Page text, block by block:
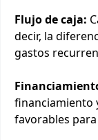
Flujo de caja:
decir, la
gastos
financiamiento
favorables